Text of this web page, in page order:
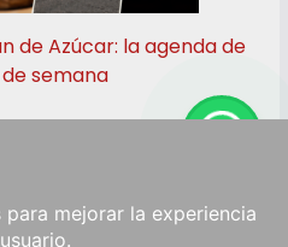
de Azúcar: la agenda de
semana